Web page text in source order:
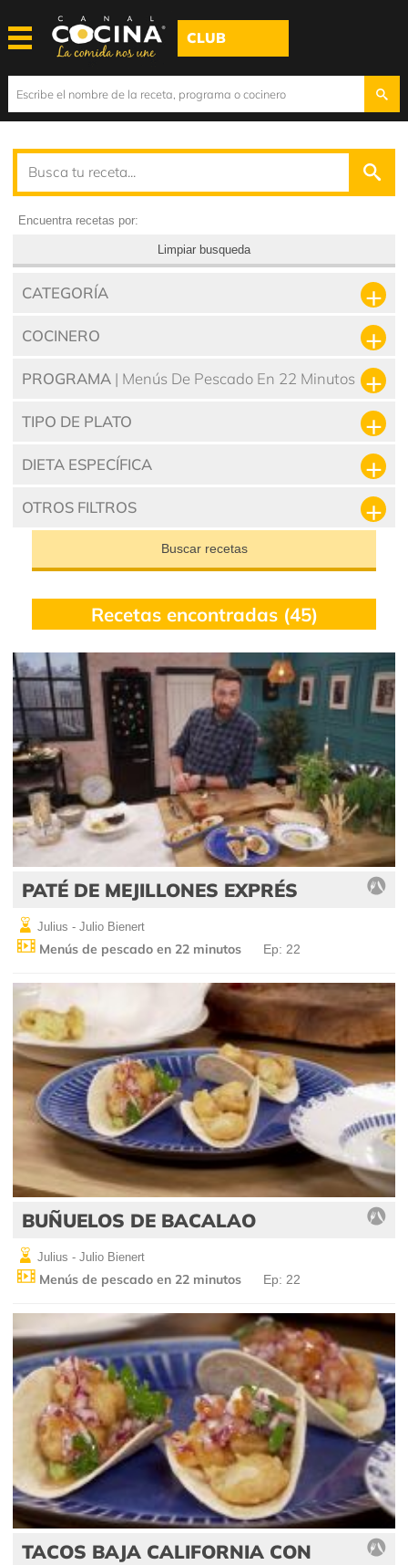
CLUB
Encuentra recetas por:
Limpiar busqueda
CATEGORÍA
COCINERO
PROGRAMA | Menús De Pescado En 22 Minutos
TIPO DE PLATO
DIETA ESPECÍFICA
OTROS FILTROS
Buscar recetas
Recetas encontradas (45)
PATÉ DE MEJILLONES EXPRÉS
Julius - Julio Bienert
Menús de pescado en 22 minutos Ep: 22
BUÑUELOS DE BACALAO
Julius - Julio Bienert
Menús de pescado en 22 minutos Ep: 22
TACOS BAJA CALIFORNIA CON